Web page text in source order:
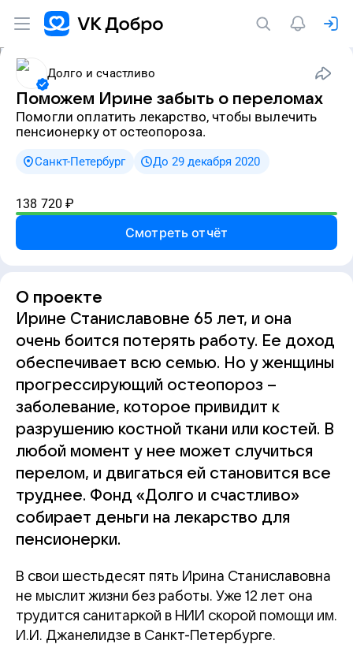
Долго и счастливо
Поможем Ирине забыть о переломах
Помогли оплатить лекарство, чтобы вылечить
пенсионерку от остеопороза.
Санкт-Петербург До 29 декабря 2020
138 720 ₽
Смотреть отчёт
О проекте
Ирине Станиславовне 65 лет, и она
очень боится потерять работу. Ее доход
обеспечивает всю семью. Но у женщины
прогрессирующий остеопороз –
заболевание, которое привидит к
разрушению костной ткани или костей. В
любой момент у нее может случиться
перелом, и двигаться ей становится все
труднее. Фонд «Долго и счастливо»
собирает деньги на лекарство для
пенсионерки.
В свои шестьдесят пять Ирина Станиславовна
не мыслит жизни без работы. Уже 12 лет она
трудится санитаркой в НИИ скорой помощи им.
И.И. Джанелидзе в Санкт-Петербурге.